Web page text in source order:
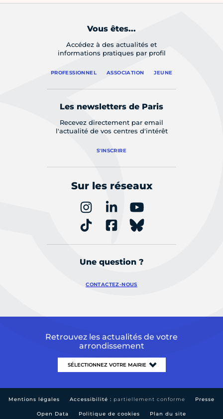
Vous êtes...
Accédez à des actualités et
informations pratiques par profil
PROFESSIONNEL ASSOCIATION JEUNE
Les newsletters de Paris
Recevez directement par email
l'actualité de vos centres d'intérêt
S'INSCRIRE
Sur les réseaux
Une question ?
CONTACTEZ-NOUS
Retrouvez les actualités de votre
arrondissement
Mentions légales Accessibilité : partiellement conforme Presse
Open Data Politique de cookies Plan du site